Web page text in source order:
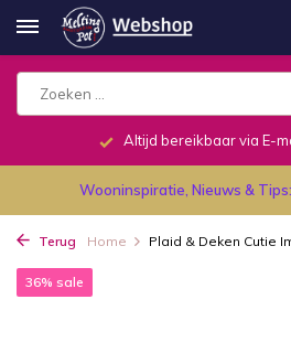
Altijd bereikbaar via E-
Wooninspiratie, Nieuws & Tips:
Terug Home Plaid & Deken Cutie
36% sale